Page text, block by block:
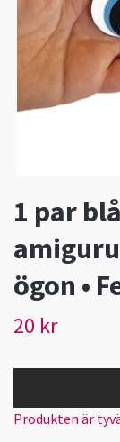
1 par
ögon •
20 kr
Produkten är